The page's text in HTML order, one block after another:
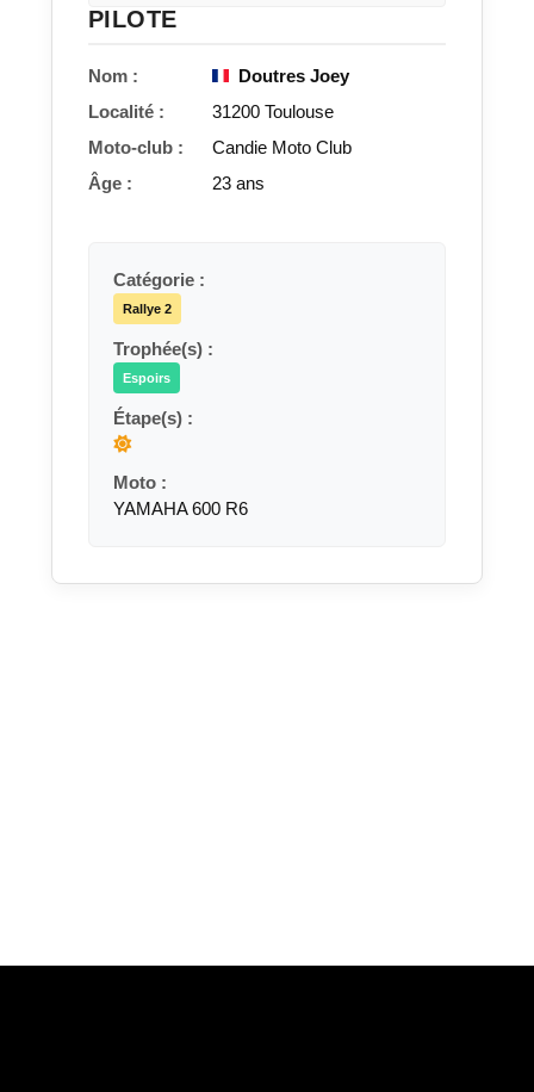
PILOTE
Nom :
Doutres Joey
Localité :
31200 Toulouse
Moto-club :
Candie Moto Club
Âge :
23 ans
Catégorie :
Rallye 2
Trophée(s) :
Espoirs
Étape(s) :
Moto :
YAMAHA 600 R6